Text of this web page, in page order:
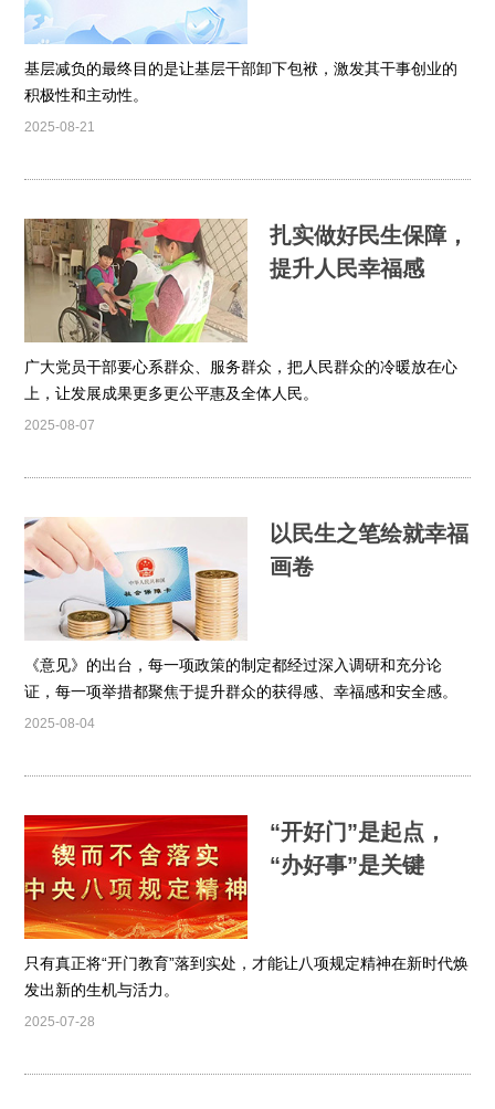
基层减负的最终目的是让基层干部卸下包袱，激发其干事创业的
积极性和主动性。
2025-08-21
扎实做好民生保障，
提升人民幸福感
广大党员干部要心系群众、服务群众，把人民群众的冷暖放在心
上，让发展成果更多更公平惠及全体人民。
2025-08-07
以民生之笔绘就幸福
画卷
《意见》的出台，每一项政策的制定都经过深入调研和充分论
证，每一项举措都聚焦于提升群众的获得感、幸福感和安全感。
2025-08-04
“开好门”是起点，
“办好事”是关键
只有真正将“开门教育”落到实处，才能让八项规定精神在新时代焕
发出新的生机与活力。
2025-07-28